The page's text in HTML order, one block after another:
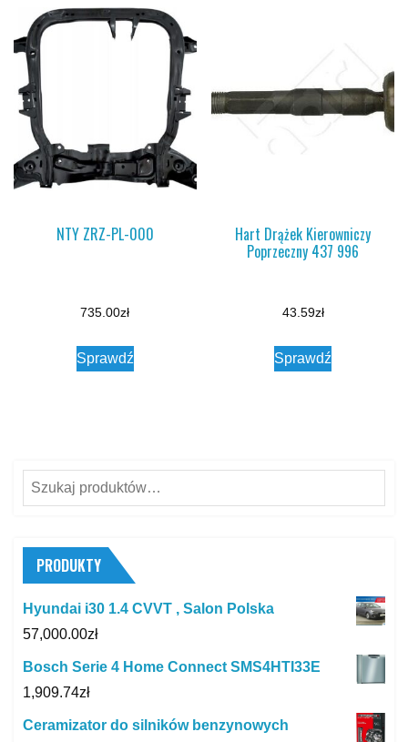
NTY ZRZ-PL-000
735.00zł
Sprawdź
Hart Drążek Kierowniczy
Poprzeczny 437 996
43.59zł
Sprawdź
Szukaj:
PRODUKTY
Hyundai i30 1.4 CVVT , Salon Polska
57,000.00zł
Bosch Serie 4 Home Connect SMS4HTI33E
1,909.74zł
Ceramizator do silników benzynowych